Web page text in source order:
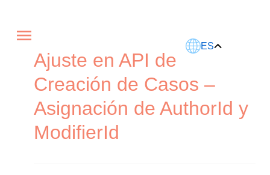
ES
Ajuste en API de
Creación de Casos –
Asignación de AuthorId y
ModifierId